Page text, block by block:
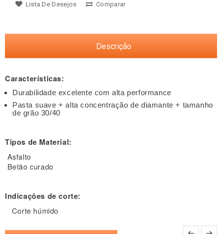
Lista De Desejos Comparar
Descrição
Características:
Durabilidade excelente com alta performance
Pasta suave + alta concentração de diamante + tamanho
de grão 30/40
Tipos de Material:
Asfalto
Betão curado
Indicações de corte:
Corte húmido